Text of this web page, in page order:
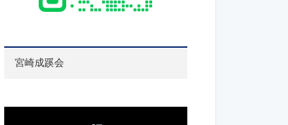
宮崎成蹊会